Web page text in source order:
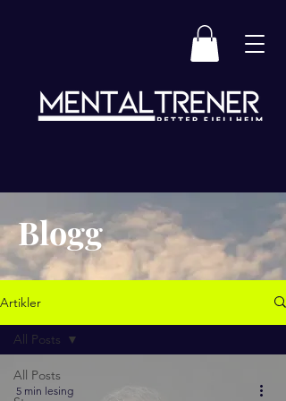
Blogg
Artikler
All Posts
All Posts
5 min lesing